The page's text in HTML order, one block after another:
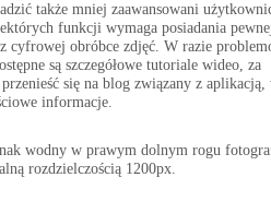
także mniej zaawansowani
funkcji wymaga posiadania
cyfrowej obróbce zdjęć. W razie
są szczegółowe tutoriale wideo, za
się na blog związany z aplikacją,
informacje.
wodny w prawym dolnym rogu
rozdzielczością 1200px.